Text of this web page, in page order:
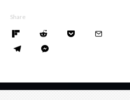
Share